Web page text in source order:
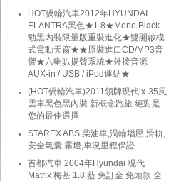
HOT僑輪汽車2012年HYUNDAI
ELANTRA黑色★1.8★Mono Black
勁黑內裝限量版重裝進化★雙開啟模
式電動天窗★★原裝進口CD/MP3音
響★六喇叭揚聲系統★外接音源
AUX-in / USB / iPod連結★
(HOT僑輪汽車)2011領牌現代ix-35風
雲車黑色黑內裝 新概念跑旅 絕對是
您的最佳選擇
STAREX ABS,柴油車,渦輪增壓,滑軌,
安全氣囊,霧燈,車況里程保證
首都汽車 2004年Hyundai 現代
Matrix 梅基 1.8 藍 免訂金 免頭款 全